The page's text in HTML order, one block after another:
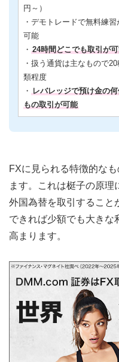
円～）
・デモトレードで無料練習
可能
・ 24時間どこでも取引が
・扱う通貨は主なもので20
類程度
・ レバレッジで預け金の
もの取引が可能
FXに見られる特徴的なも
ます。これは梃子の原
外国為替を取引すること
できれば少額でも大きな
高まります。